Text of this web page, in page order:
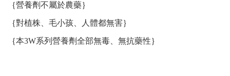
｛營養劑不屬於農藥｝
｛對植株、毛小孩、人體都無害｝
｛本3W系列營養劑全部無毒、無抗藥性｝